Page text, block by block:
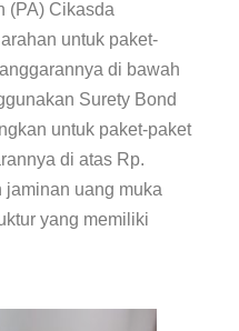
(PA) Cikasda
untuk paket-
di bawah
Surety Bond
untuk paket-paket
di atas Rp.
jaminan uang muka
yang memiliki